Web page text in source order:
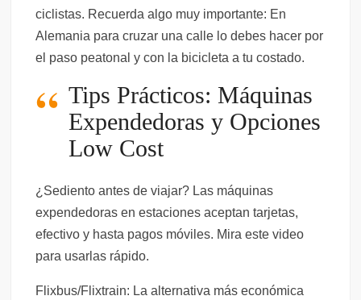
ciclistas. Recuerda algo muy importante: En
Alemania para cruzar una calle lo debes hacer por
el paso peatonal y con la bicicleta a tu costado.
Tips Prácticos: Máquinas
Expendedoras y Opciones
Low Cost
¿Sediento antes de viajar? Las máquinas
expendedoras en estaciones aceptan tarjetas,
efectivo y hasta pagos móviles. Mira este video
para usarlas rápido.
Flixbus/Flixtrain: La alternativa más económica